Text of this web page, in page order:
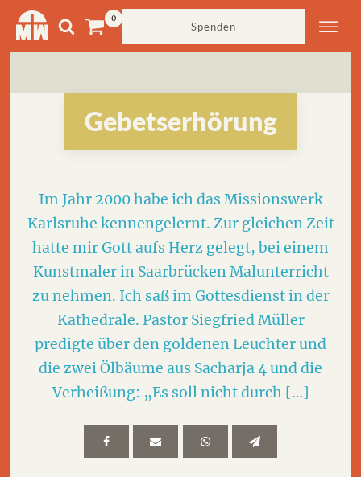
Spenden
Gebetserhörung
Im Jahr 2000 habe ich das Missionswerk
Karlsruhe kennengelernt. Zur gleichen Zeit
hatte mir Gott aufs Herz gelegt, bei einem
Kunstmaler in Saarbrücken Malunterricht
zu nehmen. Ich saß im Gottesdienst in der
Kathedrale. Pastor Siegfried Müller
predigte über den goldenen Leuchter und
die zwei Ölbäume aus Sacharja 4 und die
Verheißung: „Es soll nicht durch […]